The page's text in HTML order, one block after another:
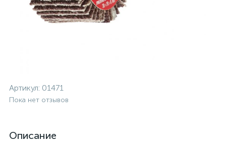
Артикул: 01471
Пока нет отзывов
Описание